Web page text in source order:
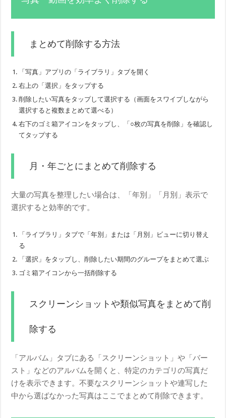
まとめて削除する方法
「写真」アプリの「ライブラリ」タブを開く
右上の「選択」をタップする
削除したい写真をタップして選択する（画面をスワイプしながら
選択すると複数まとめて選べる）
右下のゴミ箱アイコンをタップし、「○枚の写真を削除」を確認し
てタップする
月・年ごとにまとめて削除する
大量の写真を整理したい場合は、「年別」「月別」表示で
選択すると効率的です。
「ライブラリ」タブで「年別」または「月別」ビューに切り替え
る
「選択」をタップし、削除したい期間のグループをまとめて選ぶ
ゴミ箱アイコンから一括削除する
スクリーンショットや類似写真をまとめて削
除する
「アルバム」タブにある「スクリーンショット」や「バー
スト」などのアルバムを開くと、特定のカテゴリの写真だ
けを表示できます。不要なスクリーンショットや連写した
中から選ばなかった写真はここでまとめて削除できます。